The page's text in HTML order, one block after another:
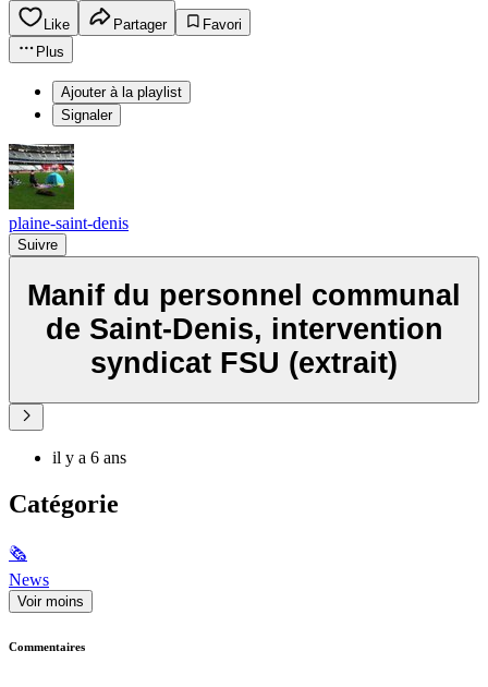
Like Partager
Favori
Plus
Ajouter à la playlist
Signaler
plaine-saint-denis
Suivre
Manif du personnel communal
de Saint-Denis, intervention
syndicat FSU (extrait)
il y a 6 ans
Catégorie
🗞
News
Voir moins
Commentaires